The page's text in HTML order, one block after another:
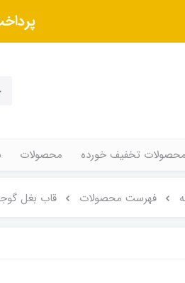
محصولات تخفیف خورده محصولات
فهرست محصولات قاب بغل